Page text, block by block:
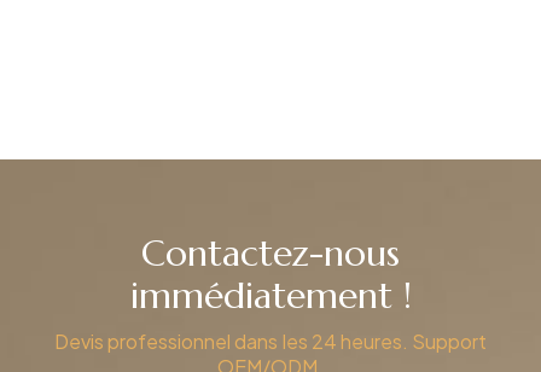
Contactez-nous
immédiatement !
Devis professionnel dans les 24 heures. Support
OEM/ODM.